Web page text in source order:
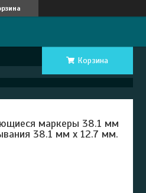
Корзина
маркеры 38.1 мм
38.1 мм x 12.7 мм.